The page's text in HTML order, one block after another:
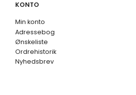
KONTO
Min konto
Adressebog
Ønskeliste
Ordrehistorik
Nyhedsbrev